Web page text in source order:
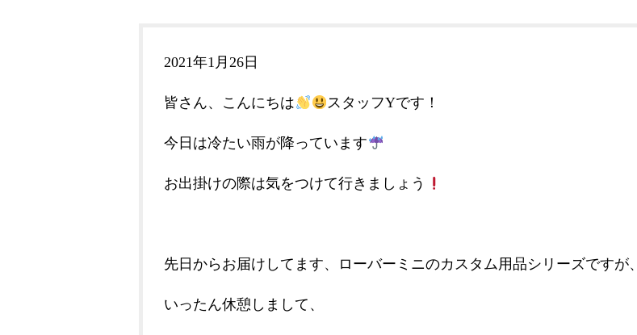
2021年1月26日
皆さん、こんにちは スタッフYです！
今日は冷たい雨が降っています
お出掛けの際は気をつけて行きましょう
先日からお届けしてます、ローバーミニのカスタム用品シリーズですが、
いったん休憩しまして、